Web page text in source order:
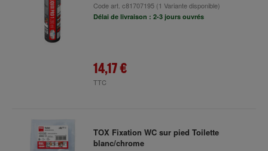
Code art. c81707195(1 Variante disponible)
Délai de livraison : 2-3 jours ouvrés
14,17 €
TTC
TOX Fixation WC sur pied Toilette
blanc/chrome